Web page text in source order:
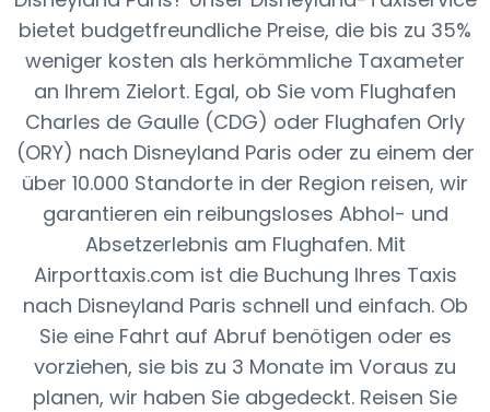
bietet budgetfreundliche Preise, die bis zu 35%
weniger kosten als herkömmliche Taxameter
an Ihrem Zielort. Egal, ob Sie vom Flughafen
Charles de Gaulle (CDG) oder Flughafen Orly
(ORY) nach Disneyland Paris oder zu einem der
über 10.000 Standorte in der Region reisen, wir
garantieren ein reibungsloses Abhol- und
Absetzerlebnis am Flughafen. Mit
Airporttaxis.com ist die Buchung Ihres Taxis
nach Disneyland Paris schnell und einfach. Ob
Sie eine Fahrt auf Abruf benötigen oder es
vorziehen, sie bis zu 3 Monate im Voraus zu
planen, wir haben Sie abgedeckt. Reisen Sie